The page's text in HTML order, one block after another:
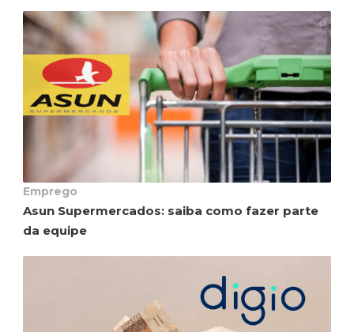
Emprego
Asun Supermercados: saiba como fazer parte
da equipe